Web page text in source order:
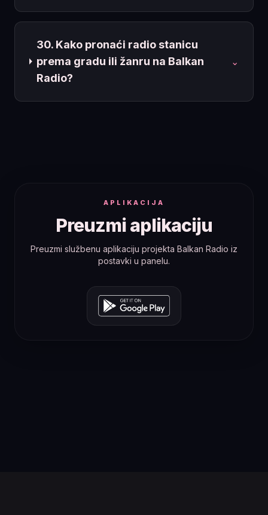
30. Kako pronaći radio stanicu
prema gradu ili žanru na Balkan
Radio?
⌄
APLIKACIJA
Preuzmi aplikaciju
Preuzmi službenu aplikaciju projekta Balkan Radio iz
postavki u panelu.